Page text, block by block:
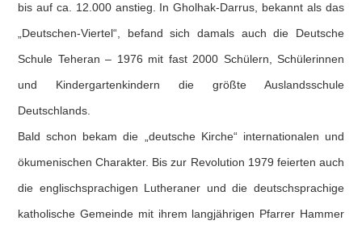
bis auf ca. 12.000 anstieg. In Gholhak-Darrus, bekannt als das
„Deutschen-Viertel“, befand sich damals auch die Deutsche
Schule Teheran – 1976 mit fast 2000 Schülern, Schülerinnen
und Kindergartenkindern die größte Auslandsschule
Deutschlands.
Bald schon bekam die „deutsche Kirche“ internationalen und
ökumenischen Charakter. Bis zur Revolution 1979 feierten auch
die englischsprachigen Lutheraner und die deutschsprachige
katholische Gemeinde mit ihrem langjährigen Pfarrer Hammer